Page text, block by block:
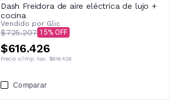
Dash Freidora de aire eléctrica de lujo +
cocina
Vendido por Glic
$725.207 15
$616.426
Precio s/imp. nac. $616.426
Comparar